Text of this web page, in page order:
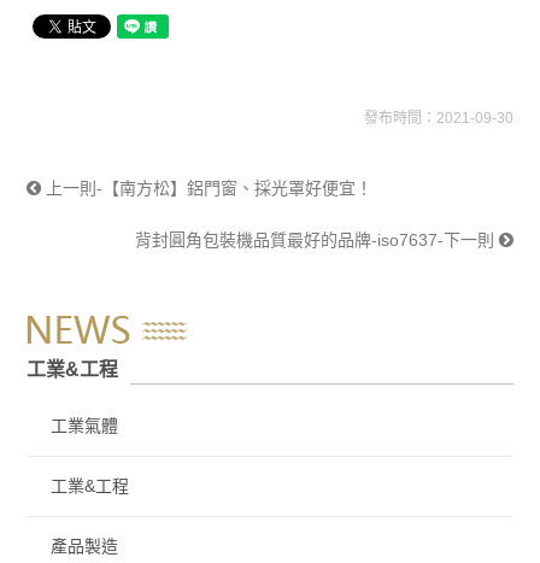
發布時間：2021-09-30
上一則-【南方松】鋁門窗、採光罩好便宜！
背封圓角包裝機品質最好的品牌-iso7637-下一則
工業&工程
工業氣體
工業&工程
產品製造